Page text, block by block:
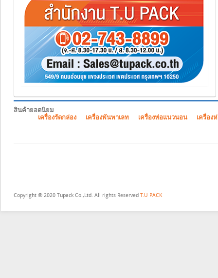
สินค้ายอดนิยม
เครื่องรัดกล่อง
เครื่องพันพาเลท เครื่องห่อแนวนอน เครื่อง
Copyright ® 2020 Tupack Co.,Ltd. All rights Reserved T.U PACK